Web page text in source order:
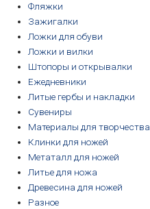
Фляжки
Зажигалки
Ложки для обуви
Ложки и вилки
Штопоры и открывалки
Ежедневники
Литые гербы и накладки
Сувениры
Материалы для творчества
Клинки для ножей
Метаталл для ножей
Литье для ножа
Древесина для ножей
Разное